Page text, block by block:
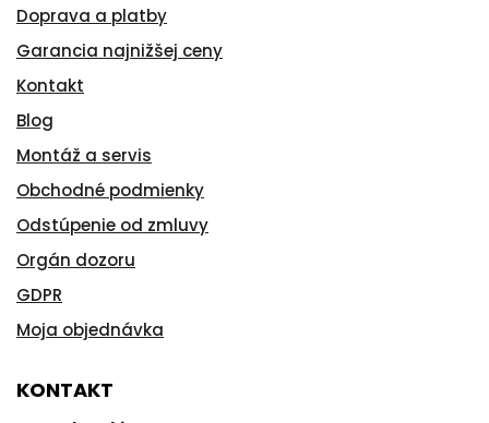
Doprava a platby
Garancia najnižšej ceny
Kontakt
Blog
Montáž a servis
Obchodné podmienky
Odstúpenie od zmluvy
Orgán dozoru
GDPR
Moja objednávka
KONTAKT